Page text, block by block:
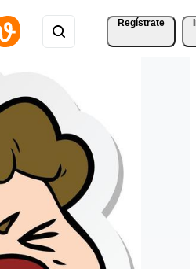
Regístrate